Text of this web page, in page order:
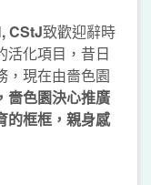
, CStJ致歡迎辭時
活化項目，昔日
，現在由嗇色園
，嗇色園決心推廣
的框框，親身感